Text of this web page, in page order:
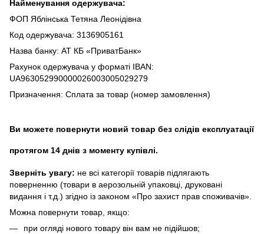
Найменування одержувача:
ФОП Яблінська Тетяна Леонідівна
Код одержувача: 3136905161
Назва банку: АТ КБ «ПриватБанк»
Рахунок одержувача у форматі IBAN:
UA963052990000026003005029279
Призначення: Сплата за товар (номер замовлення)
Ви можете повернути новий товар без слідів експлуатації
протягом 14 днів з моменту купівлі.
Зверніть увагу: не всі категорії товарів підлягають
поверненню (товари в аерозольній упаковці, друковані
видання і т.д.) згідно із законом «Про захист прав споживачів».
Можна повернути товар, якщо:
при огляді нового товару він вам не підійшов;